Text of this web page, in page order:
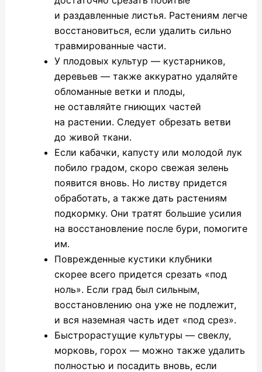
и раздавленные листья. Растениям легче
восстановиться, если удалить сильно
травмированные части.
У плодовых культур — кустарников,
деревьев — также аккуратно удаляйте
обломанные ветки и плоды,
не оставляйте гниющих частей
на растении. Следует обрезать ветви
до живой ткани.
Если кабачки, капусту или молодой лук
побило градом, скоро свежая зелень
появится вновь. Но листву придется
обработать, а также дать растениям
подкормку. Они тратят большие усилия
на восстановление после бури, помогите
им.
Поврежденные кустики клубники
скорее всего придется срезать «под
ноль». Если град был сильным,
восстановлению она уже не подлежит,
и вся наземная часть идет «под срез».
Быстрорастущие культуры — свеклу,
морковь, горох — можно также удалить
полностью и посадить вновь, если